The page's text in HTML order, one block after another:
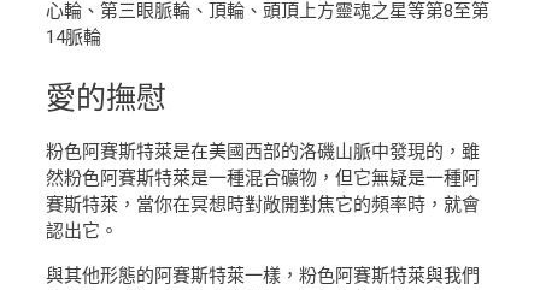
心輪、第三眼脈輪、頂輪、頭頂上方靈魂之星等第8至第
14脈輪
愛的撫慰
粉色阿賽斯特萊是在美國西部的洛磯山脈中發現的，雖
然粉色阿賽斯特萊是一種混合礦物，但它無疑是一種阿
賽斯特萊，當你在冥想時對敞開對焦它的頻率時，就會
認出它。
與其他形態的阿賽斯特萊一樣，粉色阿賽斯特萊與我們